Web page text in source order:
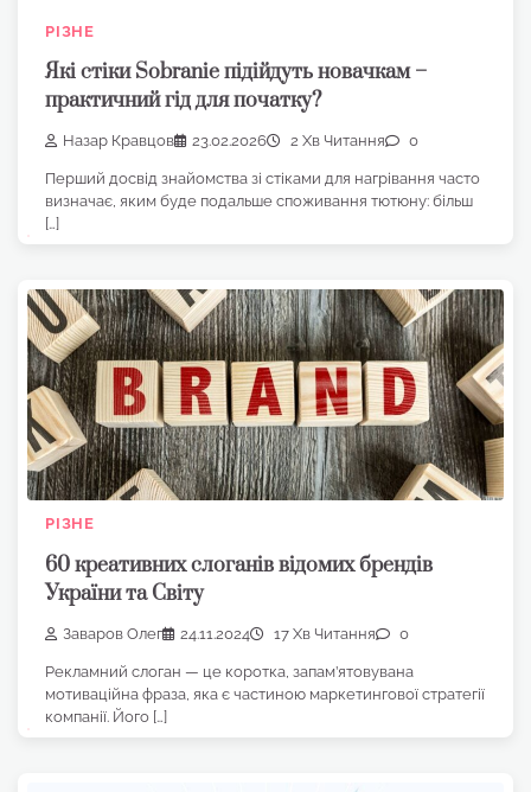
РІЗНЕ
Які стіки Sobranie підійдуть новачкам –
практичний гід для початку?
Назар Кравцов 23.02.2026 2 Хв Читання 0
Перший досвід знайомства зі стіками для нагрівання часто
визначає, яким буде подальше споживання тютюну: більш
[…]
РІЗНЕ
60 креативних слоганів відомих брендів
України та Світу
Заваров Олег 24.11.2024 17 Хв Читання 0
Рекламний слоган — це коротка, запам’ятовувана
мотиваційна фраза, яка є частиною маркетингової стратегії
компанії. Його […]